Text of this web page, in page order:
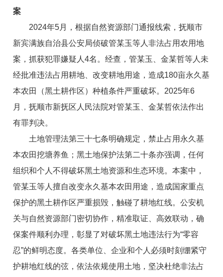
案
2024年5月，根据自然资源部门通报线索，抚顺市
新宾满族自治县公安局侦破管某玉等人非法占用农用地
案，抓获犯罪嫌疑人4名。经查，管某玉、金某哲等人未
经批准违法占用耕地、改变耕地用途，造成180亩永久基
本农田（黑土耕作区）种植条件严重破坏。2025年6
月，抚顺市新抚区人民法院对管某玉、金某哲依法作出
有罪判决。
土地管理法第三十七条明确规定，禁止占用永久基
本农田挖塘养鱼；黑土地保护法第二十条亦强调，任何
组织和个人不得破坏黑土地资源和生态环境。本案中，
管某玉等人擅自改变永久基本农田用途，造成国家重点
保护的黑土耕作区严重损毁，触碰了耕地红线。公安机
关与自然资源部门密切协作，精准取证、高效联动，确
保案件顺利办理，彰显了对破坏黑土地违法行为“零容
忍”的鲜明态度。各类单位、企业和个人必须时刻绷紧守
护耕地红线的弦，依法依规使用土地，坚决杜绝非法占